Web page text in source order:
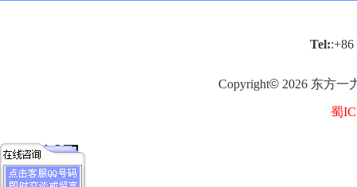
Tel::+86
Copyright© 2026 东方一
蜀